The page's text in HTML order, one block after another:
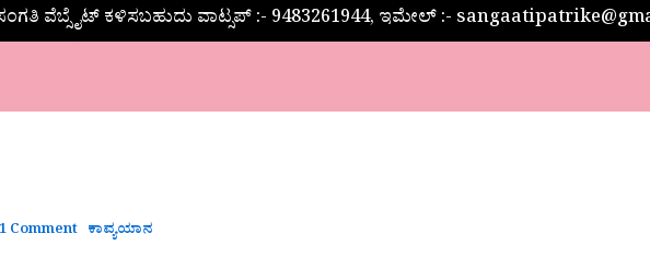
ವೆಬ್ಸೈಟ್ ಕಳಿಸಬಹುದು ವಾಟ್ಸಪ್‌ :- 9483261944, ಇಮೇಲ್ :-
1 Comment ಕಾವ್ಯಯಾನ